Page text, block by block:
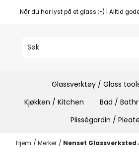
Hopp til innhold
Når du har lyst på et glass ;-) | Alltid
Glassverktøy / Glass
Kjøkken / Kitchen
Bad /
Plissègardin /
Hjem / Merker / Nenset Glassverksted